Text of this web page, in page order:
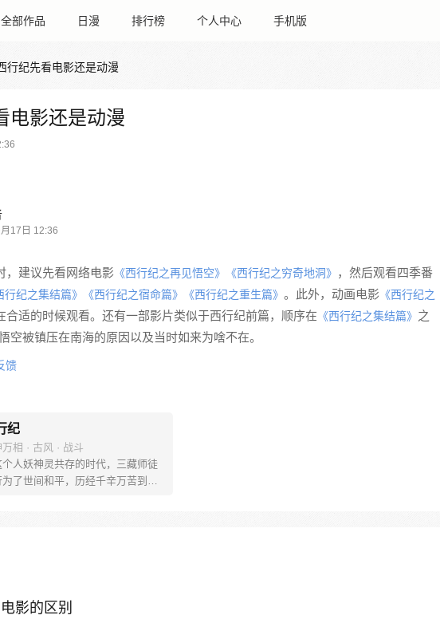
全部作品 日漫 排行榜 个人中心 手机版
行纪先看电影还是动漫
电影还是动漫
17日 12:36
，建议先看网络电影 《西行纪之再见悟空》 《西行纪之穷奇地洞》 ，然后观看四季番
行纪之集结篇》 《西行纪之宿命篇》 《西行纪之重生篇》 。此外，动画电影 《西行纪之
合适的时候观看。还有一部影片类似于西行纪前篇，顺序在 《西行纪之集结篇》 之
空被镇压在南海的原因以及当时如来为啥不在。
馈
纪
万相 · 古风 · 战斗
个人妖神灵共存的时代，三藏师徒
了世间和平，历经千辛万苦到达
狼妖白狼不辞万难，找到唐三藏
，和他一起重新寻回徒弟们，组
影的区别